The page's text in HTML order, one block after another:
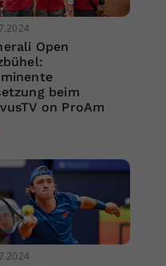
Open
beim
on ProAm